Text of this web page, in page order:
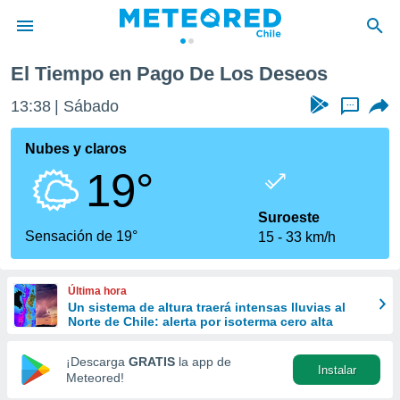
de
por
que se
calidad.
a este
las
y
forma
digital
basada
El Tiempo en Pago De Los Deseos
13:38 Sábado ...
Nubes y claros
19°
Sensación de 19°
Suroeste
15
33 km/h
Última hora
Un sistema de altura traerá intensas lluvias al
Norte de Chile: alerta por isoterma cero alta
¡Descarga GRATIS la app de
Meteored!
Instalar